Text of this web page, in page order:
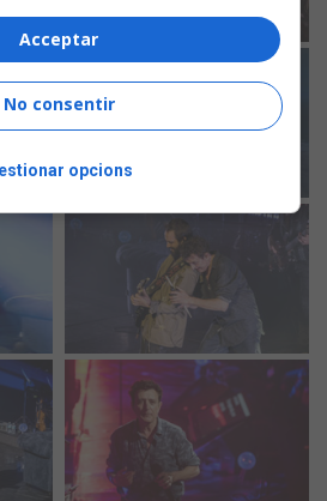
Acceptar
No consentir
opcions